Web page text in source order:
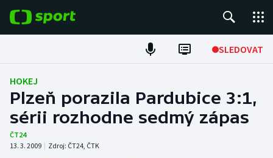
SLEDOVAT
Fotbal
Hokej
Tenis
HOKEJ
Plzeň porazila Pardubice 3:1,
sérii rozhodne sedmý zápas
ČT24
13. 3. 2009 | Zdroj: ČT24, ČTK